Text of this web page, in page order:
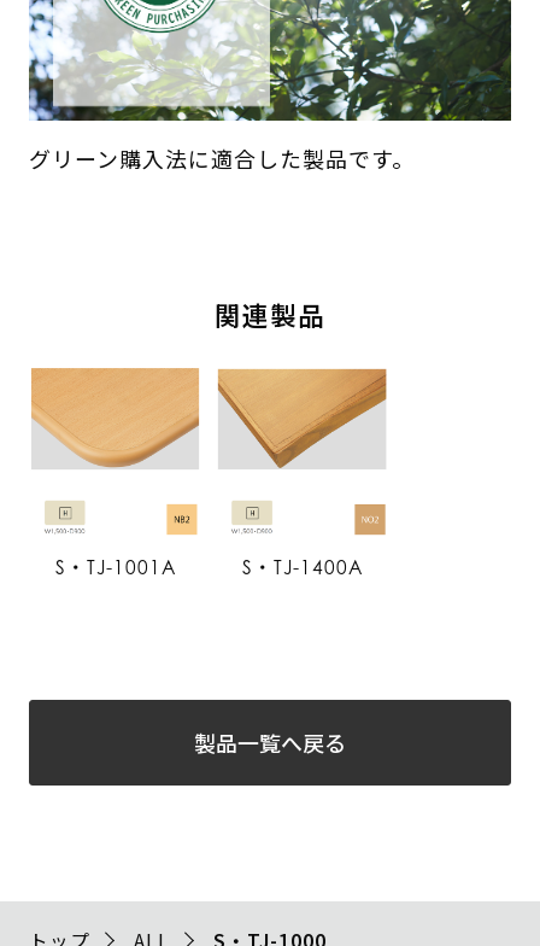
グリーン購入法に適合した製品です。
関連製品
S・TJ-1001A S・TJ-1400A
製品一覧へ戻る
トップ ALL S・TJ-1000